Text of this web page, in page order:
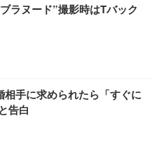
ンチェア (ホワイト)
ェア デスクチェア 肘なし メ
ーサポート付き 腰サポート ガ
回転 キャスター付き コンパク
FHD】GRAPHT THE S
24” Essential ゲーミン
ンチ 1ms FHD 量子ドット 残
トシーツ 超厚型 お徳用 レギ
限定】
ラヌード”撮影時はTバック
相手に求められたら「すぐに
告白